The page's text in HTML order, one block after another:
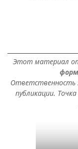
Этот материал
Ответственность
публикации.